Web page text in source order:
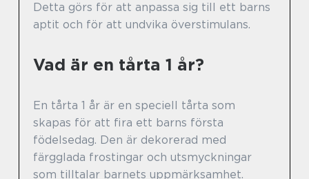
Detta görs för att anpassa sig till ett barns
aptit och för att undvika överstimulans.
Vad är en tårta 1 år?
En tårta 1 år är en speciell tårta som
skapas för att fira ett barns första
födelsedag. Den är dekorerad med
färgglada frostingar och utsmyckningar
som tilltalar barnets uppmärksamhet.